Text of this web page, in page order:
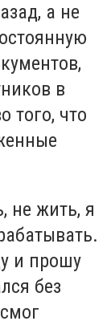
а не
в
того, что
не жить, я
и прошу
без